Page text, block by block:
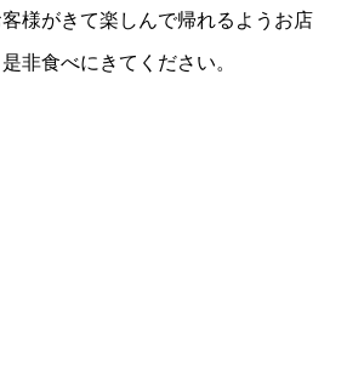
様がきて楽しんで帰れるようお店
非食べにきてください。